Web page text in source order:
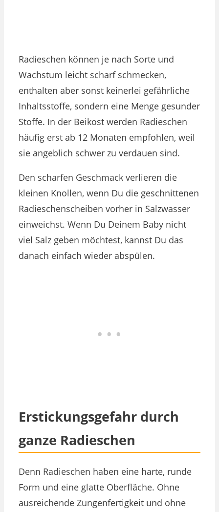
Radieschen können je nach Sorte und
Wachstum leicht scharf schmecken,
enthalten aber sonst keinerlei gefährliche
Inhaltsstoffe, sondern eine Menge gesunder
Stoffe. In der Beikost werden Radieschen
häufig erst ab 12 Monaten empfohlen, weil
sie angeblich schwer zu verdauen sind.
Den scharfen Geschmack verlieren die
kleinen Knollen, wenn Du die geschnittenen
Radieschenscheiben vorher in Salzwasser
einweichst. Wenn Du Deinem Baby nicht
viel Salz geben möchtest, kannst Du das
danach einfach wieder abspülen.
Erstickungsgefahr durch
ganze Radieschen
Denn Radieschen haben eine harte, runde
Form und eine glatte Oberfläche. Ohne
ausreichende Zungenfertigkeit und ohne